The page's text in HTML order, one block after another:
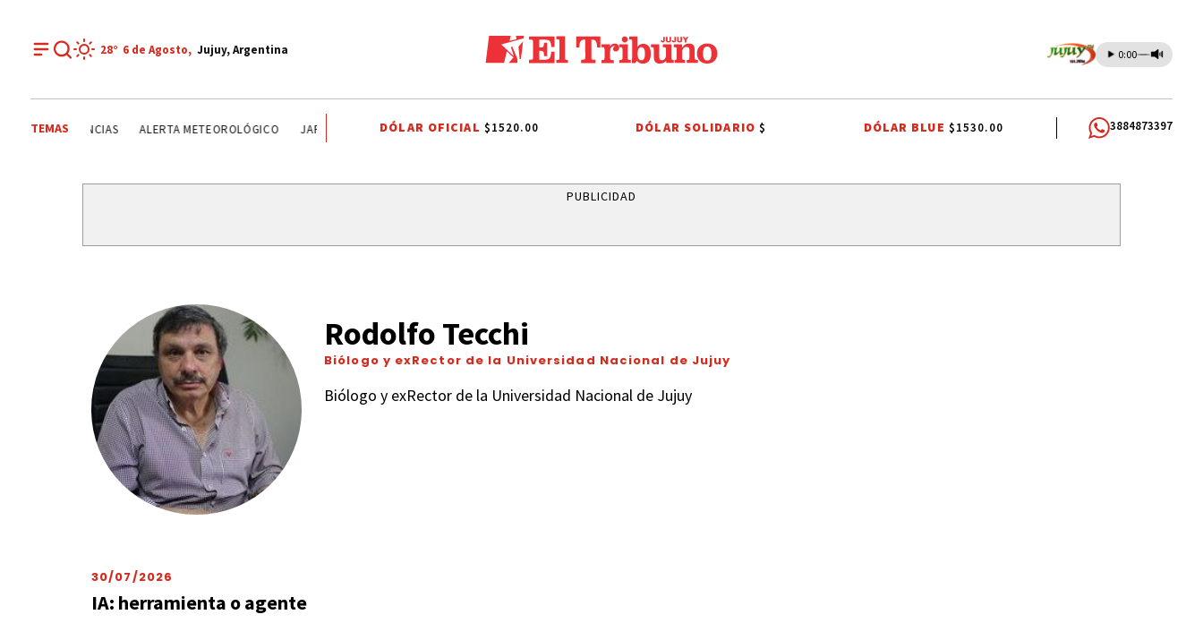
28° 6 de Agosto, Jujuy, Argentina 0:00
TEMAS
TENDENCIAS ALERTA METEOROLÓGICO JAPÓN RIVER PLATE AGUA POTABLE SANTISIMO SALVADOR
DÓLAR OFICIAL $1520.00 DÓLAR SOLIDARIO$ DÓLAR BLUE $1530.00 3884873397
PUBLICIDAD
Rodolfo Tecchi
Biólogo y exRector de la Universidad Nacional de Jujuy
Biólogo y exRector de la Universidad Nacional de Jujuy
30/07/2026
IA: herramienta o agente